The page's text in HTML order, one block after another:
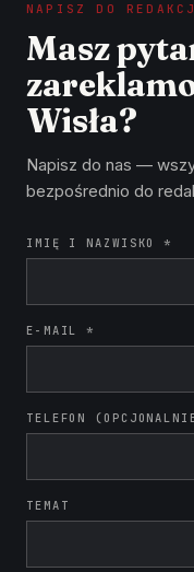
NAPISZ DO
Masz
Wisła?
Napisz do nas —
bezpośrednio do
IMIĘ I NAZWISKO *
E-MAIL *
TELEFON
TEMAT